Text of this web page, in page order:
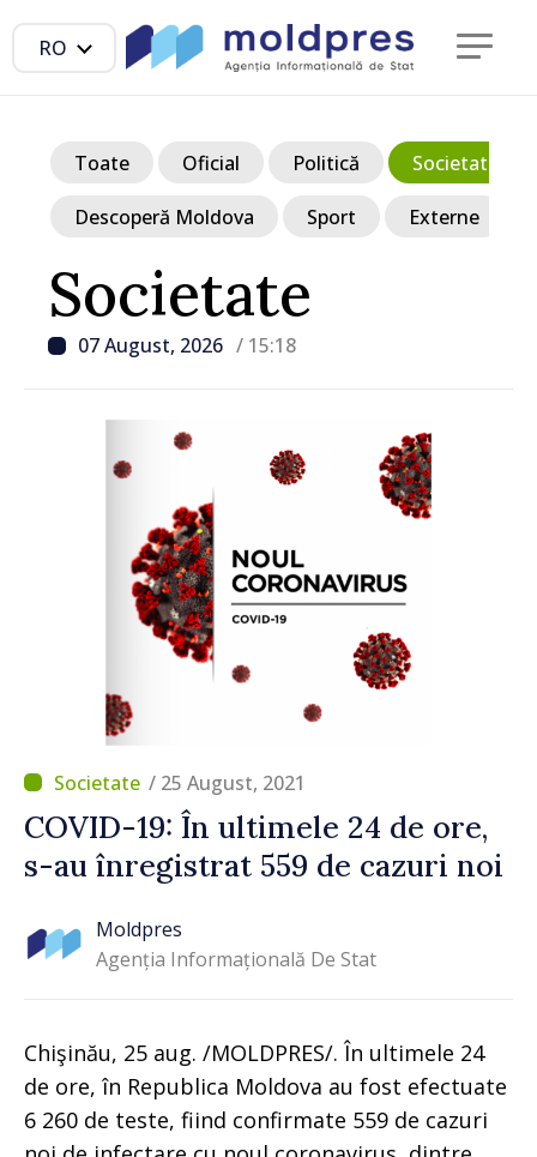
RO
Societate
07 August, 2026 / 15:18
Toate Oficial Politică Societate
Descoperă Moldova Sport Externe
/ 25 August, 2021
COVID-19: În ultimele 24 de ore,
s-au înregistrat 559 de cazuri noi
Moldpres
Agenția Informațională De Stat
Chişinău, 25 aug. /MOLDPRES/. În ultimele 24
de ore, în Republica Moldova au fost efectuate
6 260 de teste, fiind confirmate 559 de cazuri